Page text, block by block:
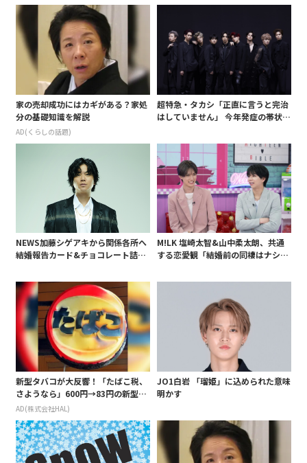
家の売却成功にはカギがある？家処
分の基礎知識を解説
AD(くらしの話題)
超特急・タカシ「正直に言うと完治
はしていません」 今年発症の帯状疱
白 後遺症も語る
NEWS加藤シゲアキから関係各所へ
結婚報告カード&チョコレート詰め
も添えて
M!LK 塩崎太智&山中柔太朗、共通
する恋愛観「結婚前の同棲はナシ」
新型タバコが大反響！「たばこ税、
さようなら」600円→83円の新型が
爆売れ
AD(株式会社HAL)
JO1白岩 「瑠姫」に込められた意味
明かす